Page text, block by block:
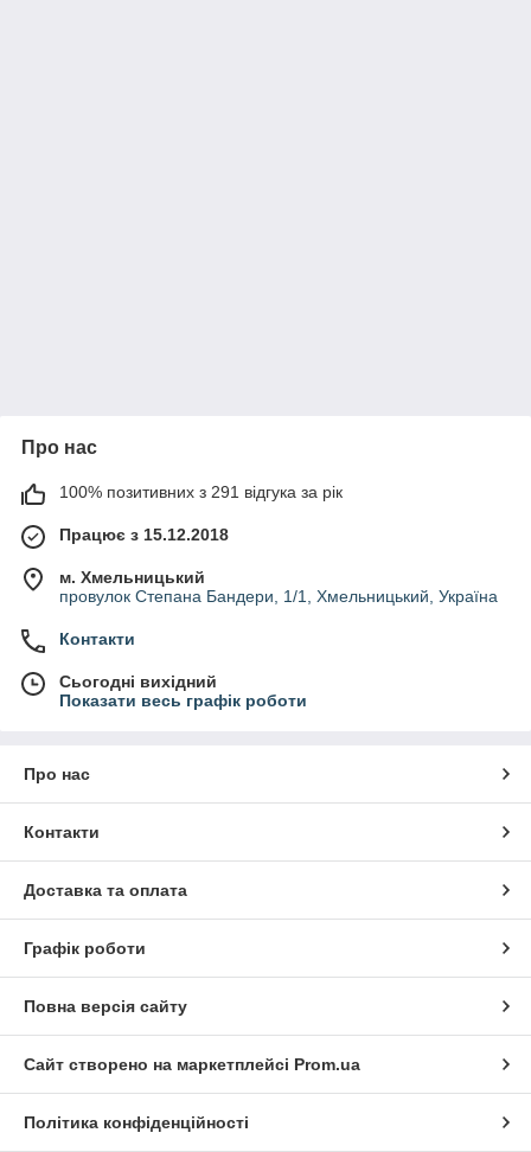
Про нас
100% позитивних з 291 відгука за рік
Працює з 15.12.2018
м. Хмельницький
провулок Степана Бандери, 1/1, Хмельницький, Україна
Контакти
Сьогодні вихідний
Показати весь графік роботи
Про нас
Контакти
Доставка та оплата
Графік роботи
Повна версія сайту
Сайт створено на маркетплейсі Prom.ua
Політика конфіденційності